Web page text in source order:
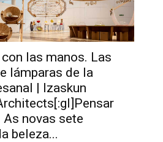
las manos. Las
lámparas de la
| Izaskun
novas sete
beleza...